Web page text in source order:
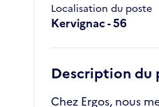
Localisation du poste
Kervignac - 56
Description du
Chez Ergos, nous